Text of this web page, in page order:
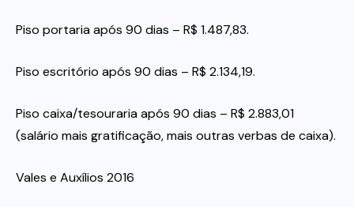
Piso portaria após 90 dias – R$ 1.487,83.
Piso escritório após 90 dias – R$ 2.134,19.
Piso caixa/tesouraria após 90 dias – R$ 2.883,01
(salário mais gratificação, mais outras verbas de caixa).
Vales e Auxílios 2016